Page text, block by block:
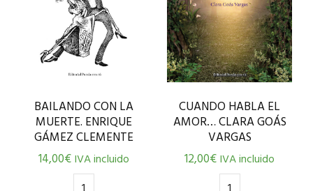
BAILANDO CON LA
MUERTE. ENRIQUE
GÁMEZ CLEMENTE
14,00€ IVA incluido
CUANDO HABLA EL
AMOR… CLARA GOÁS
VARGAS
12,00€IVA incluido